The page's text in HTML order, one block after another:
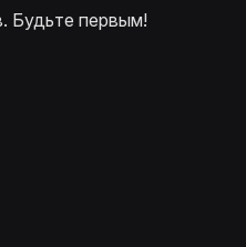
Будьте первым!